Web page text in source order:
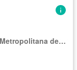
Região Imediata de São Paulo, Região Metropolitana de São Paulo